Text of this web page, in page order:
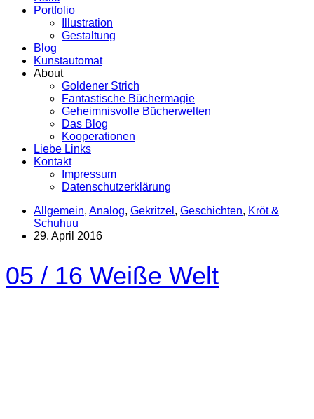
Portfolio
Illustration
Gestaltung
Blog
Kunstautomat
About
Goldener Strich
Fantastische Büchermagie
Geheimnisvolle Bücherwelten
Das Blog
Kooperationen
Liebe Links
Kontakt
Impressum
Datenschutzerklärung
Allgemein, Analog, Gekritzel , Geschichten, Kröt &
Schuhuu
29. April 2016
05 / 16 Weiße Welt